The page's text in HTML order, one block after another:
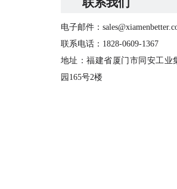
电子邮件：
联系电话：1828-0609-1367
地址：福建省厦门市同安工业
园165号2楼